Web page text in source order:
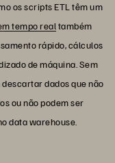
os scripts ETL têm um
tempo realtambém
rápido, cálculos
de máquina. Sem
descartar dados que não
ou não podem ser
data warehouse.